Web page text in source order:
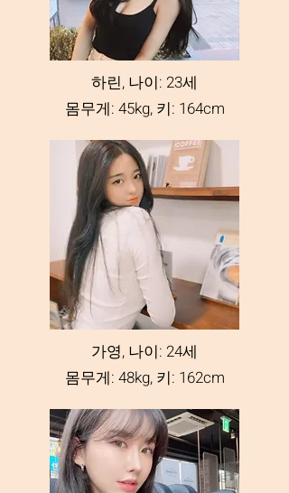
하린, 나이: 23세
몸무게: 45kg, 키: 164cm
가영, 나이: 24세
몸무게: 48kg, 키: 162cm